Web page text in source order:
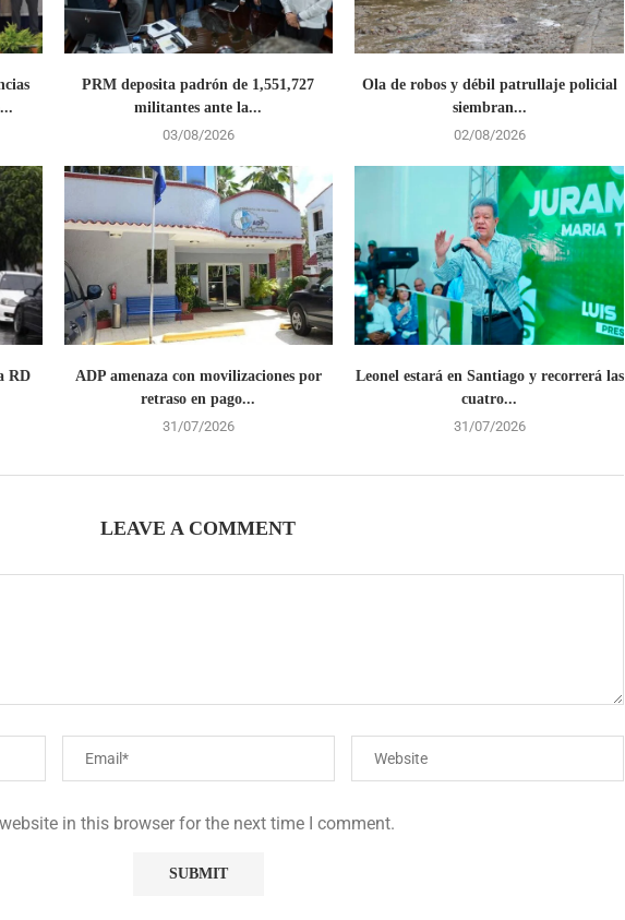
PRM deposita padrón de 1,551,727
militantes ante la...
03/08/2026
Ola de robos y débil patrullaje policial
siembran...
02/08/2026
RD
ADP amenaza con movilizaciones por
retraso en pago...
31/07/2026
Leonel estará en Santiago y recorrerá las
cuatro...
31/07/2026
LEAVE A COMMENT
in this browser for the next time I comment.